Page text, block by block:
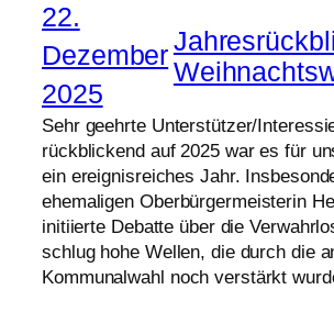
22.
Dezember
2025
Sehr geehrte Unterstützer/
rückblickend auf 2025 war es für
ein ereignisreiches Jahr.
ehemaligen Oberbürgermeisterin
initiierte Debatte über die
schlug hohe Wellen, die durch die
Kommunalwahl noch verstärkt